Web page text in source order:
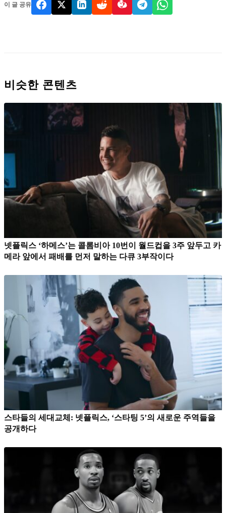
이 글 공유
비슷한 콘텐츠
넷플릭스 ‘하메스’는 콜롬비아 10번이 월드컵을 3주 앞두고 카
메라 앞에서 패배를 먼저 말하는 다큐 3부작이다
스타들의 세대교체: 넷플릭스, ‘스타팅 5’의 새로운 주역들을
공개하다